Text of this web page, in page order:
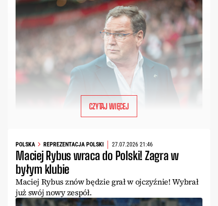
CZYTAJ WIĘCEJ
POLSKA REPREZENTACJA POLSKI 27.07.2026 21:46
Maciej Rybus wraca do Polski! Zagra w
byłym klubie
Maciej Rybus znów będzie grał w ojczyźnie! Wybrał
już swój nowy zespół.